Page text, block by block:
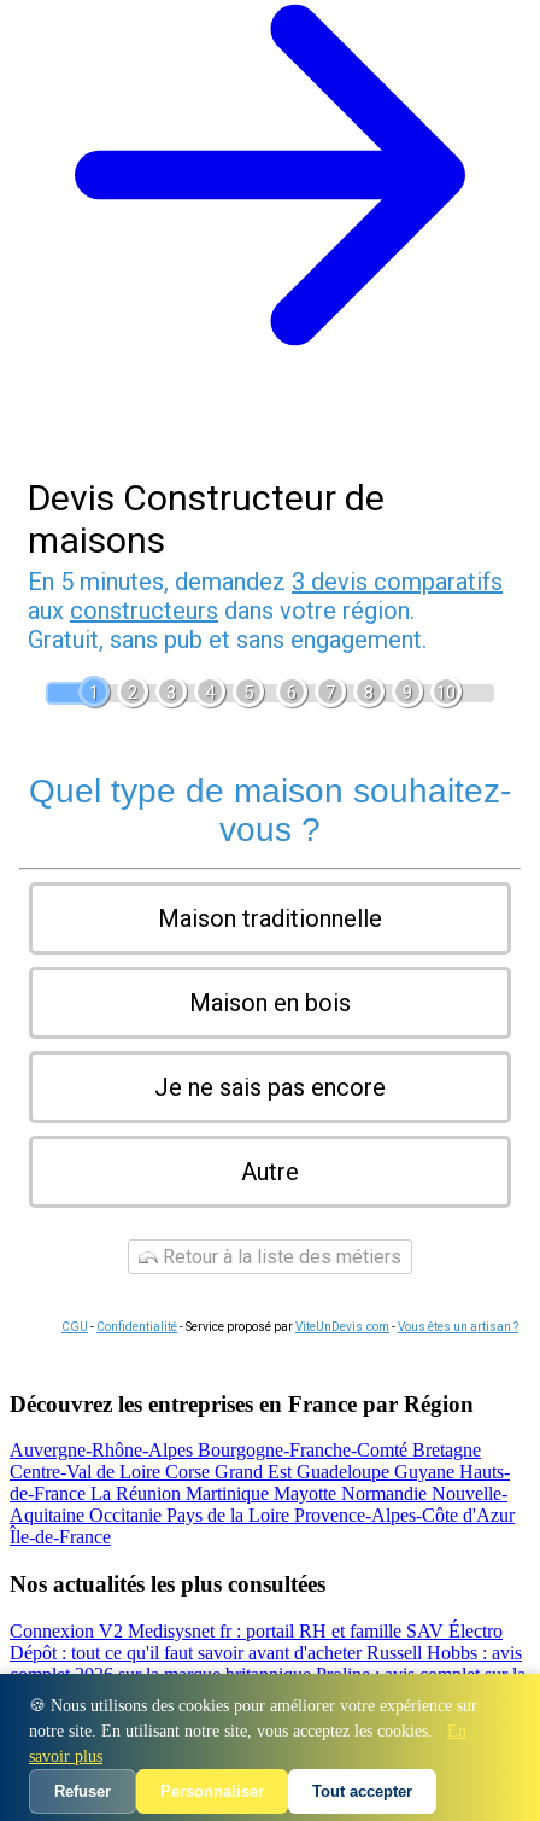
🍪 Nous utilisons des cookies pour améliorer votre expérience sur
notre site. En utilisant notre site, vous acceptez les cookies.
En
savoir plus
Refuser
Personnaliser Tout accepter
Devis Constructeur de
maisons
En 5 minutes, demandez 3 devis comparatifs
aux constructeurs dans votre région.
Gratuit, sans pub et sans engagement.
1 2 3 4 5 6 7 8 9 10
Quel type de maison souhaitez-
vous ?
Maison traditionnelle
Maison en bois
Je ne sais pas encore
Autre
Retour à la liste des métiers
CGU - Confidentialité- Service proposé parViteUnDevis.com -Vous êtes un artisan ?
Découvrez les entreprises en France par Région
Auvergne-Rhône-Alpes Bourgogne-Franche-Comté Bretagne
Centre-Val de Loire Corse Grand EstGuadeloupe Guyane Hauts-
de-France La Réunion Martinique Mayotte Normandie Nouvelle-
Aquitaine Occitanie Pays de la Loire Provence-Alpes-Côte d'Azur
Île-de-France
Nos actualités les plus consultées
Connexion V2 Medisysnet fr : portail RH et famille SAV Électro
Dépôt : tout ce qu'il faut savoir avant d'acheterRussell Hobbs : avis
complet 2026 sur la marque britanniqueProline : avis complet sur la
marque d'électroménagerValberg avis 2026 : notre test complet de
la marque Beko : Avis sur la marque turque d'électroménager
Régions - Départements - Villes - Entreprises - Marques Contact
Espace presse
© 2026 Auris Immo. Tous droits réservés.